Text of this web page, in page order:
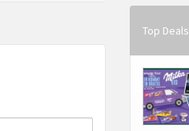
Top Deals